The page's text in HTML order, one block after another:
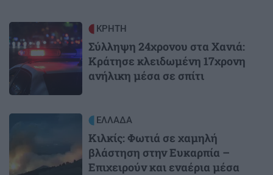
ΚΡΗΤΗ
Σύλληψη 24χρονου στα Χανιά:
Κράτησε κλειδωμένη 17χρονη
ανήλικη μέσα σε σπίτι
ΕΛΛΑΔΑ
Κιλκίς: Φωτιά σε χαμηλή
βλάστηση στην Ευκαρπία –
Επιχειρούν και εναέρια μέσα